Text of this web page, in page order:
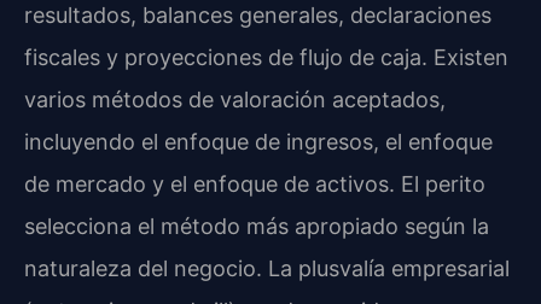
resultados, balances generales, declaraciones
fiscales y proyecciones de flujo de caja. Existen
varios métodos de valoración aceptados,
incluyendo el enfoque de ingresos, el enfoque
de mercado y el enfoque de activos. El perito
selecciona el método más apropiado según la
naturaleza del negocio. La plusvalía empresarial